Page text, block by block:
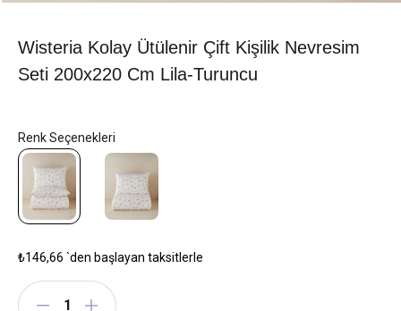
Wisteria Kolay Ütülenir Çift Kişilik Nevresim
Seti 200x220 Cm Lila-Turuncu
₺146,66 `den başlayan taksitlerle